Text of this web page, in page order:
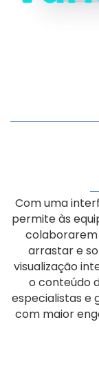
Com uma
permite às
colaborarem
arrastar e
visualização
o conteúdo
especialistas e
com maior